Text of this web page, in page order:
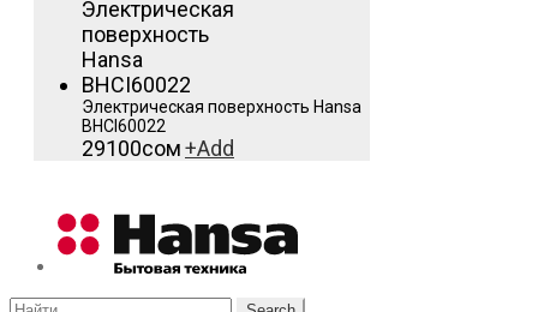
Электрическая поверхность Hansa
BHCI60022
29100сом+Add